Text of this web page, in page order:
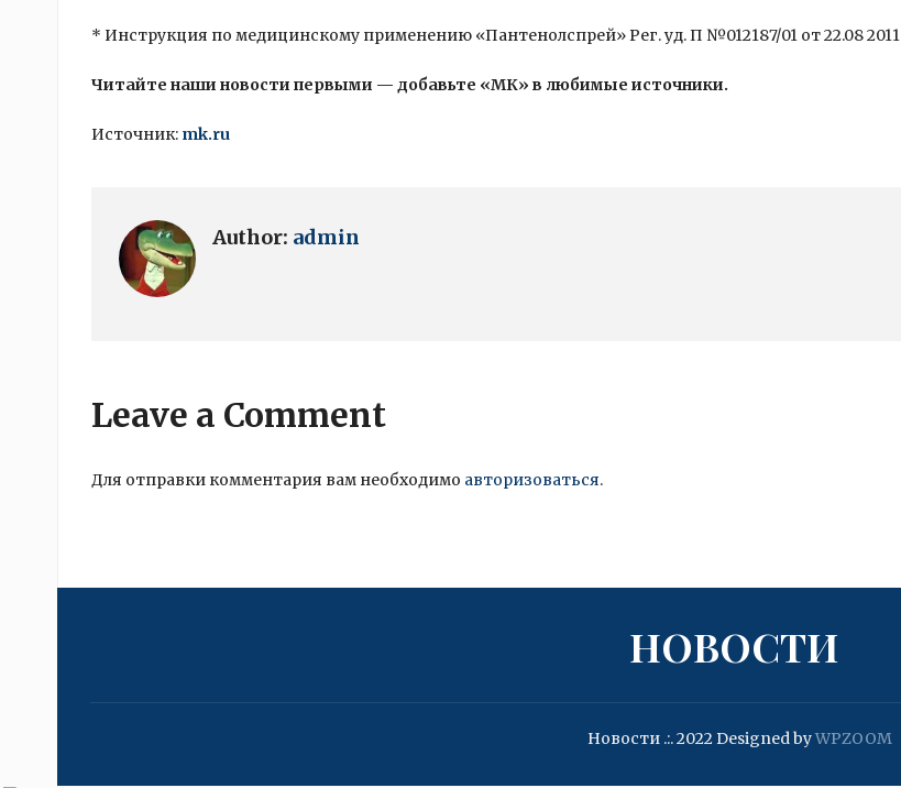
* Инструкция по медицинскому применению «Пантенолспрей» Рег. уд. П №012187/01 от 22.08 2011
Читайте наши новости первыми — добавьте «МК» в любимые источники.
Источник: mk.ru
Author: admin
Leave a Comment
Для отправки комментария вам необходимо авторизоваться.
НОВОСТИ
Новости .:. 2022Designed byWPZOOM